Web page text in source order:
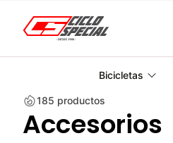
Bicicletas
185 productos
Accesorios